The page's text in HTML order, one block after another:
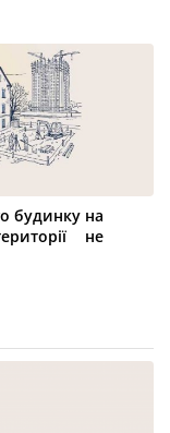
будинку на
не